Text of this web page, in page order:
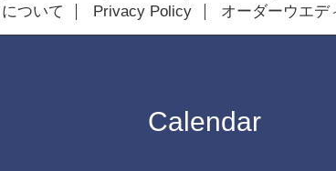
ついて
Privacy Policy オーダーウエデ
Calendar